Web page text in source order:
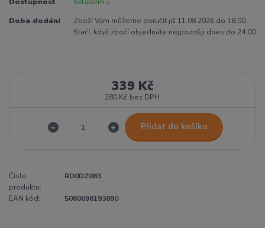
Doba dodání
Zboží Vám můžeme doručit již 11.08.2026 do 18:00.
Stačí, když zboží objednáte nejpozději dnes do 24:00
339 Kč
280 Kč bez DPH
Přidat do košíku
Číslo
produktu:
RD0DZ083
EAN kód: 5060096193890